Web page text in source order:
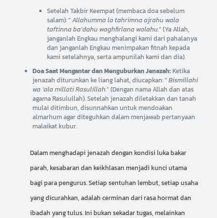
Setelah Takbir Keempat (membaca doa sebelum
salam): ” Allahumma la tahrimna ajrahu wala
taftinna ba’dahu waghfirlana walahu.” (Ya Allah,
janganlah Engkau menghalangi kami dari pahalanya
dan janganlah Engkau menimpakan fitnah kepada
kami setelahnya, serta ampunilah kami dan dia).
Doa Saat Mengantar dan Menguburkan Jenazah:Ketika
jenazah diturunkan ke liang lahat, diucapkan: ” Bismillahi
wa ‘ala millati Rasulillah.” (Dengan nama Allah dan atas
agama Rasulullah). Setelah jenazah diletakkan dan tanah
mulai ditimbun, disunnahkan untuk mendoakan
almarhum agar diteguhkan dalam menjawab pertanyaan
malaikat kubur.
Dalam menghadapi jenazah dengan kondisi luka bakar
parah, kesabaran dan keikhlasan menjadi kunci utama
bagi para pengurus. Setiap sentuhan lembut, setiap usaha
yang dicurahkan, adalah cerminan dari rasa hormat dan
ibadah yang tulus. Ini bukan sekadar tugas, melainkan